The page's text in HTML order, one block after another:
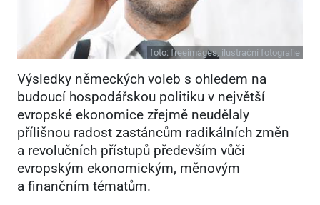
foto: freeimages, ilustrační fotografie
Výsledky německých voleb s ohledem na
budoucí hospodářskou politiku v největší
evropské ekonomice zřejmě neudělaly
přílišnou radost zastáncům radikálních změn
a revolučních přístupů především vůči
evropským ekonomickým, měnovým
a finančním tématům.